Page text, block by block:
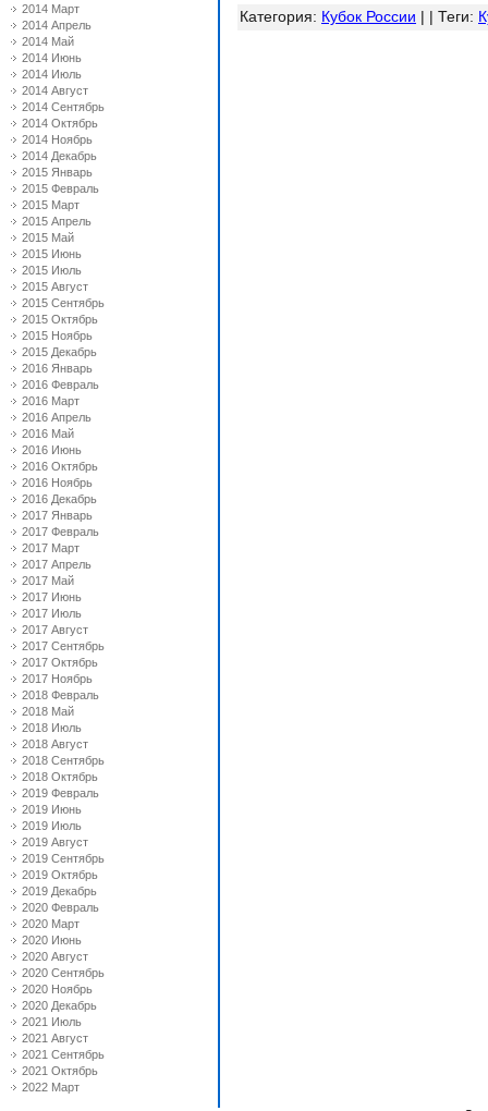
2014 Март
2014 Апрель
2014 Май
2014 Июнь
2014 Июль
2014 Август
2014 Сентябрь
2014 Октябрь
2014 Ноябрь
2014 Декабрь
2015 Январь
2015 Февраль
2015 Март
2015 Апрель
2015 Май
2015 Июнь
2015 Июль
2015 Август
2015 Сентябрь
2015 Октябрь
2015 Ноябрь
2015 Декабрь
2016 Январь
2016 Февраль
2016 Март
2016 Апрель
2016 Май
2016 Июнь
2016 Октябрь
2016 Ноябрь
2016 Декабрь
2017 Январь
2017 Февраль
2017 Март
2017 Апрель
2017 Май
2017 Июнь
2017 Июль
2017 Август
2017 Сентябрь
2017 Октябрь
2017 Ноябрь
2018 Февраль
2018 Май
2018 Июль
2018 Август
2018 Сентябрь
2018 Октябрь
2019 Февраль
2019 Июнь
2019 Июль
2019 Август
2019 Сентябрь
2019 Октябрь
2019 Декабрь
2020 Февраль
2020 Март
2020 Июнь
2020 Август
2020 Сентябрь
2020 Ноябрь
2020 Декабрь
2021 Июль
2021 Август
2021 Сентябрь
2021 Октябрь
2022 Март
Категория: Кубок России | | Теги: